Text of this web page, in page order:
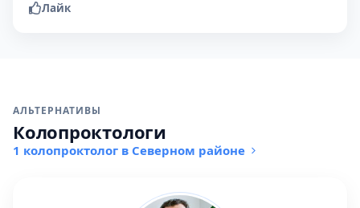
Лайк
АЛЬТЕРНАТИВЫ
Колопроктологи
1 колопроктолог в Северном районе